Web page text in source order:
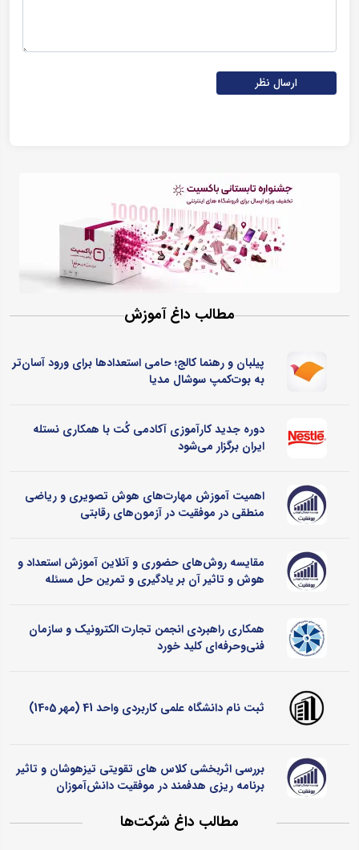
ارسال نظر
مطالب داغ آموزش
پیلبان و رهنما کالج؛ حامی استعدادها برای ورود آسان‌تر
به بوت‌کمپ سوشال مدیا
دوره جدید کارآموزی آکادمی کُت با همکاری نستله
ایران برگزار می‌شود
اهمیت آموزش مهارت‌های هوش تصویری و ریاضی
منطقی در موفقیت در آزمون‌های رقابتی
مقایسه روش‌های حضوری و آنلاین آموزش استعداد و
هوش و تاثیر آن بر یادگیری و تمرین حل مسئله
همکاری راهبردی انجمن تجارت الکترونیک و سازمان
فنی‌وحرفه‌ای کلید خورد
ثبت نام دانشگاه علمی کاربردی واحد 41 (مهر 1405)
بررسی اثربخشی کلاس ‌های تقویتی تیزهوشان و تاثیر
برنامه ‌ریزی هدفمند در موفقیت دانش‌آموزان
مطالب داغ شرکت‌ها